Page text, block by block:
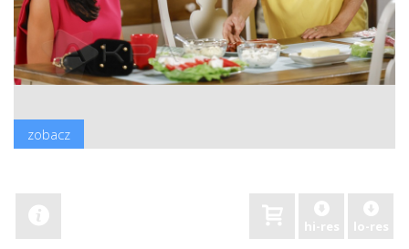
zobacz
hi-res lo-res